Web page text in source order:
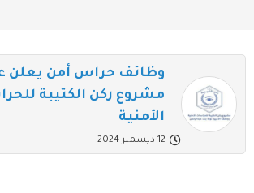
وظائف حراس أمن يعلن
مشروع ركن الكتيبة
الأمنية
12 ديسمبر 2024